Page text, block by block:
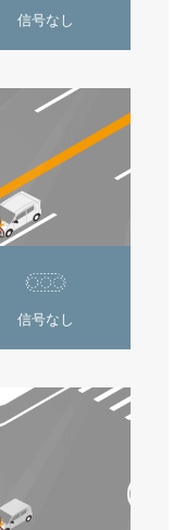
信号なし
信号なし